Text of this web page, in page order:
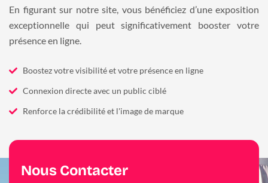
En figurant sur notre site, vous bénéficiez d’une exposition
exceptionnelle qui peut significativement booster votre
présence en ligne.
Boostez votre visibilité et votre présence en ligne
Connexion directe avec un public ciblé
Renforce la crédibilité et l'image de marque
Nous Contacter